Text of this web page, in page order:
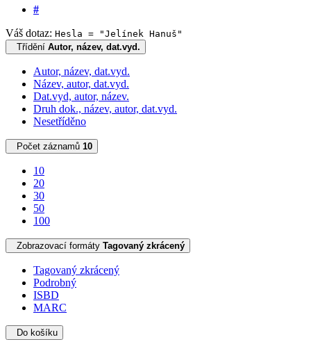
#
Váš dotaz: Hesla = "Jelínek Hanuš"
Třídění Autor, název, dat.vyd.
Autor, název, dat.vyd.
Název, autor, dat.vyd.
Dat.vyd, autor, název.
Druh dok., název, autor, dat.vyd.
Nesetříděno
Počet záznamů 10
10
20
30
50
100
Zobrazovací formáty Tagovaný zkrácený
Tagovaný zkrácený
Podrobný
ISBD
MARC
Do košíku